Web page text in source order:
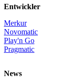
Entwickler
Merkur
Novomatic
Play'n Go
Pragmatic
News